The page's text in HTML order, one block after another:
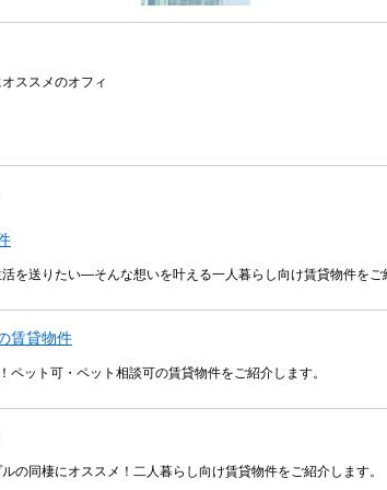
ススメのオフィ
を送りたい―そんな想いを叶える一人暮らし向け賃貸物件をご
賃貸物件
ット可・ペット相談可の賃貸物件をご紹介します。
の同棲にオススメ！二人暮らし向け賃貸物件をご紹介します。